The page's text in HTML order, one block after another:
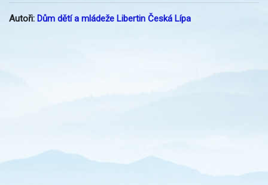
Autoři: Dům dětí a mládeže Libertin Česká Lípa